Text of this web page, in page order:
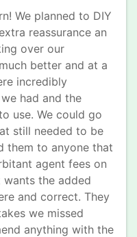
We planned to DIY
reassurance an
over our
better and at a
incredibly
had and the
use. We could go
still needed to be
them to anyone that
agent fees on
the added
and correct. They
we missed
anything with the